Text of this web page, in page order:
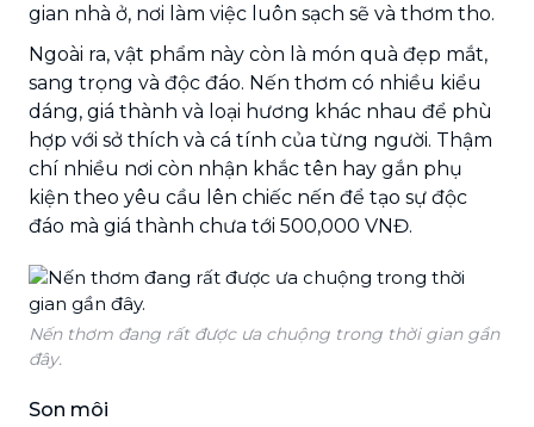
gian nhà ở, nơi làm việc luôn sạch sẽ và thơm tho.
Ngoài ra, vật phẩm này còn là món quà đẹp mắt,
sang trọng và độc đáo. Nến thơm có nhiều kiểu
dáng, giá thành và loại hương khác nhau để phù
hợp với sở thích và cá tính của từng người. Thậm
chí nhiều nơi còn nhận khắc tên hay gắn phụ
kiện theo yêu cầu lên chiếc nến để tạo sự độc
đáo mà giá thành chưa tới 500,000 VNĐ.
Nến thơm đang rất được ưa chuộng trong thời gian gần
đây.
Son môi